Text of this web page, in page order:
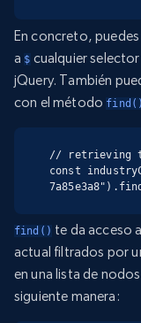
En concreto,
a $ cualquier
jQuery. También
con el método find()
// retrieving
const
find() te da acceso
actual filtrados por
en una lista de
siguiente manera: